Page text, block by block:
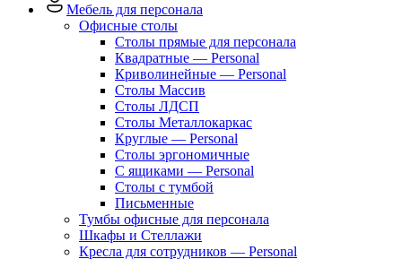
Мебель для персонала
Офисные столы
Столы прямые для персонала
Квадратные — Personal
Криволинейные — Personal
Столы Массив
Столы ЛДСП
Столы Металлокаркас
Круглые — Personal
Столы эргономичные
С ящиками — Personal
Столы с тумбой
Письменные
Тумбы офисные для персонала
Шкафы и Стеллажи
Кресла для сотрудников — Personal